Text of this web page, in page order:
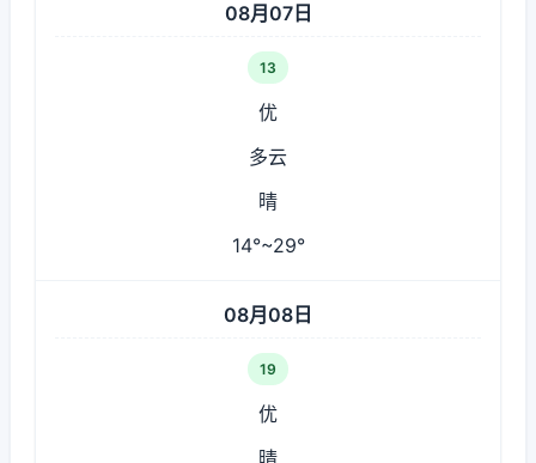
08月07日
13
优
多云
晴
14°~29°
08月08日
19
优
晴